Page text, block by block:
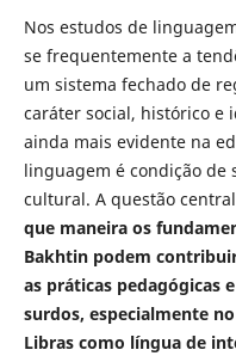
Nos estudos de
se frequentemente a
um sistema fechado de
caráter social, histórico e
ainda mais evidente na
linguagem é condição de
cultural. A questão
que maneira os
Bakhtin podem
as práticas pedagógicas
surdos, especialmente
Libras como língua de